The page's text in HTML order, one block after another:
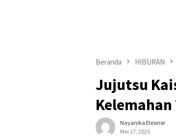
Beranda HIBURAN
Jujutsu
Nayanika Eleanor
Mei 17, 2025